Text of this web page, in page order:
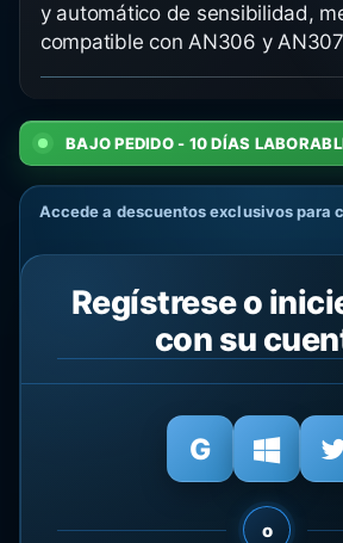
y automático de sensibilidad,
compatible con AN306 y AN307
BAJO PEDIDO - 10 DÍAS
Accede a descuentos exclusivos para
Regístrese o
con su
o